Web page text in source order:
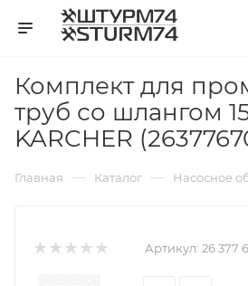
Комплект для
труб со шлангом
KARCHER
Главная — Каталог — Насосное
Артикул: 26 377